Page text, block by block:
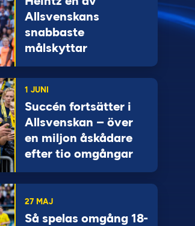
Allsvenskans
snabbaste
målskyttar
1 JUNI
Succén fortsätter i
Allsvenskan – över
en miljon åskådare
efter tio omgångar
27 MAJ
Så spelas omgång 18-